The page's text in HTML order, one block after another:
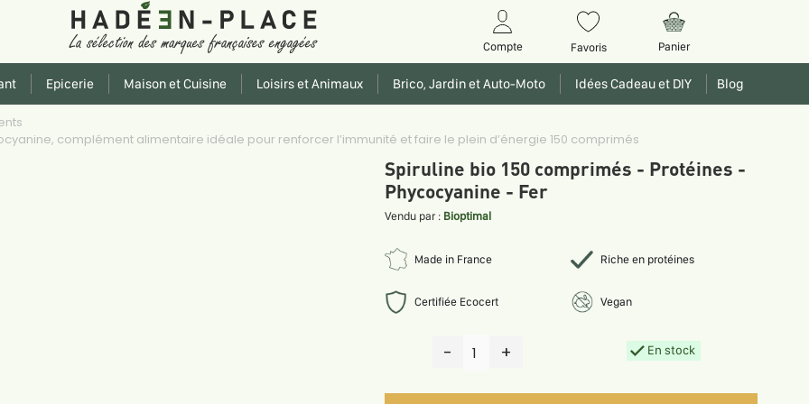
Compte Favoris Panier
Epicerie Maison et Cuisine Loisirs et Animaux Brico, Jardin et Auto-Moto Idées Cadeau et DIY Blog
complément alimentaire idéale pour renforcer l’immunité et faire le plein d’énergie 150 comprimés
Spiruline bio 150 comprimés - Protéines -
Phycocyanine - Fer
Vendu par : Bioptimal
Made in France Riche en protéines
Certifiée Ecocert Vegan
- 1 + En stock